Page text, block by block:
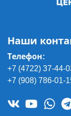
Наши
Телефон:
+7 (4722) 37-44-
+7 (908) 786-01-